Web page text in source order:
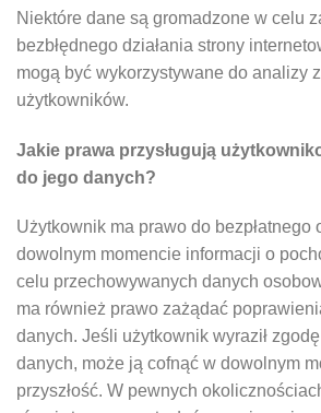
Niektóre dane są gromadzone w celu
bezbłędnego działania strony
mogą być wykorzystywane do analizy
użytkowników.
Jakie prawa przysługują
do jego danych?
Użytkownik ma prawo do bezpłatnego
dowolnym momencie informacji o
celu przechowywanych danych
ma również prawo zażądać
danych. Jeśli użytkownik wyraził
danych, może ją cofnąć w dowolnym
przyszłość. W pewnych